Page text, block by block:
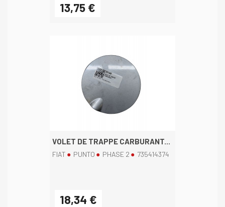
13,75 €
VOLET DE TRAPPE CARBURANT...
FIAT PUNTO PHASE 2 735414374
18,34 €